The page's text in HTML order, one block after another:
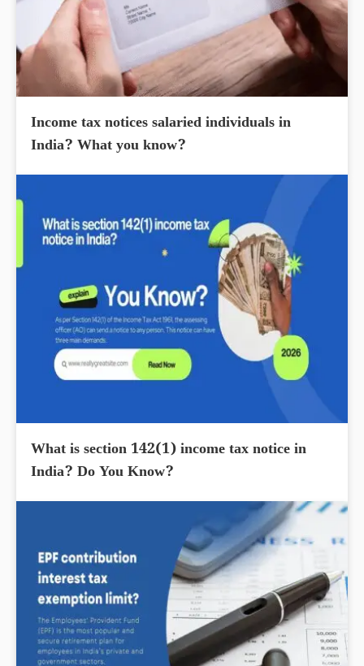
Income tax notices salaried individuals in
India? What you know?
What is section 142(1) income tax notice in
India? Do You Know?